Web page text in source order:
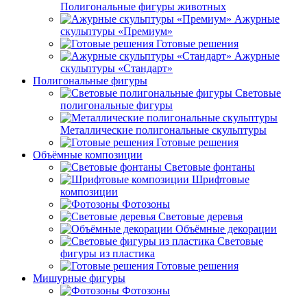
Полигональные фигуры животных
Ажурные
скульптуры «Премиум»
Готовые решения
Ажурные
скульптуры «Стандарт»
Полигональные фигуры
Световые
полигональные фигуры
Металлические полигональные скульптуры
Готовые решения
Объёмные композиции
Световые фонтаны
Шрифтовые
композиции
Фотозоны
Световые деревья
Объёмные декорации
Световые
фигуры из пластика
Готовые решения
Мишурные фигуры
Фотозоны